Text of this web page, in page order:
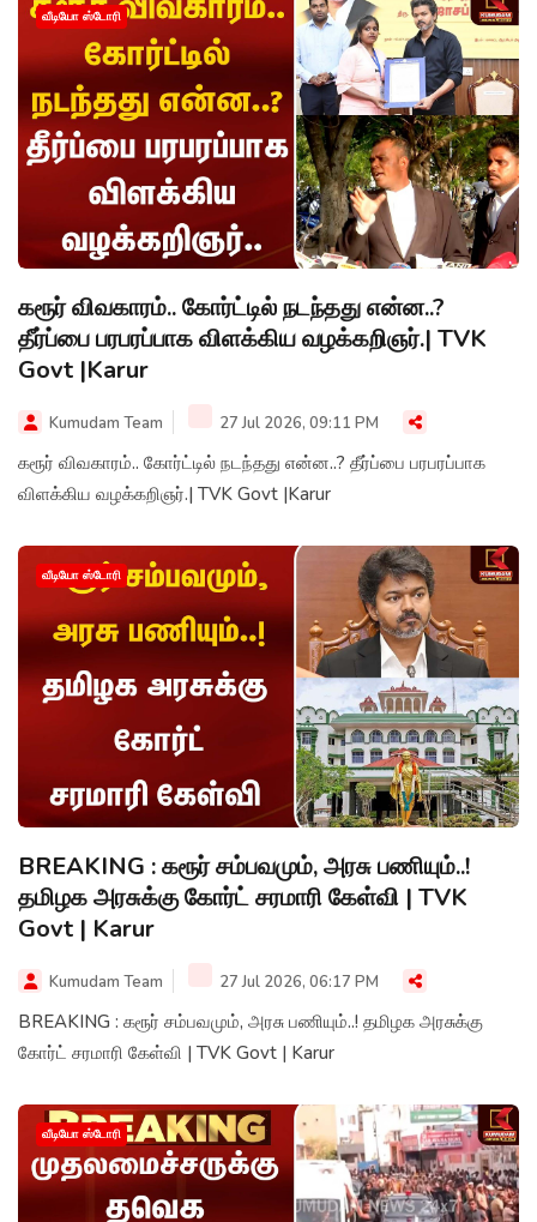
வீடியோ ஸ்டோரி
கரூர் விவகாரம்.. கோர்ட்டில் நடந்தது என்ன..?
தீர்ப்பை பரபரப்பாக விளக்கிய வழக்கறிஞர்.| TVK
Govt |Karur
Kumudam Team 27 Jul 2026, 09:11 PM
கரூர் விவகாரம்.. கோர்ட்டில் நடந்தது என்ன..? தீர்ப்பை பரபரப்பாக
விளக்கிய வழக்கறிஞர்.| TVK Govt |Karur
வீடியோ ஸ்டோரி
BREAKING : கரூர் சம்பவமும், அரசு பணியும்..!
தமிழக அரசுக்கு கோர்ட் சரமாரி கேள்வி | TVK
Govt | Karur
Kumudam Team 27 Jul 2026, 06:17 PM
BREAKING : கரூர் சம்பவமும், அரசு பணியும்..! தமிழக அரசுக்கு
கோர்ட் சரமாரி கேள்வி | TVK Govt | Karur
வீடியோ ஸ்டோரி